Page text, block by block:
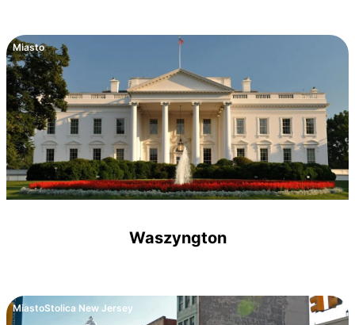
Miasto
Waszyngton
MiastoStolica New Jersey